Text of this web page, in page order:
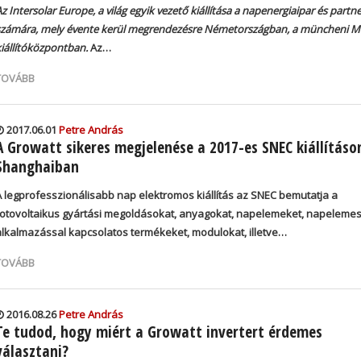
Intersolar Europe, a világ egyik vezető kiállítása a napenergiaipar és
mely évente kerül megrendezésre Németországban, a müncheni
Az…
2017.06.01 Petre András
Growatt sikeres megjelenése a 2017-es SNEC
legprofesszionálisabb nap elektromos kiállítás az SNEC bemutatja a
gyártási megoldásokat, anyagokat, napelemeket, napelemes
kapcsolatos termékeket, modulokat, illetve…
2016.08.26Petre András
tudod, hogy miért a Growatt invertert érdemes